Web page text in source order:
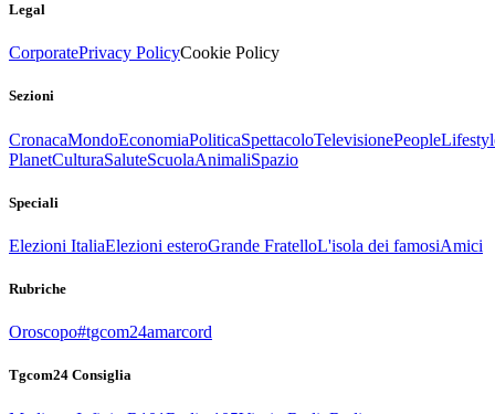
Legal
CorporatePrivacy PolicyCookie Policy
Sezioni
CronacaMondoEconomiaPoliticaSpettacoloTelevisionePeople
PlanetCulturaSaluteScuolaAnimaliSpazio
Speciali
Elezioni ItaliaElezioni esteroGrande FratelloL'isola dei famosiAmici
Rubriche
Oroscopo#tgcom24amarcord
Tgcom24 Consiglia